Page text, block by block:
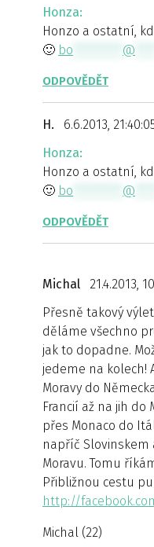
Honza:
Honzo a ostatní,
🙂 bo @
ODPOVĚDĚT
H.
6.6.2013,
Honza:
Honzo a ostatní,
🙂 bo @
ODPOVĚDĚT
Michal
21.4.2013,
Přesně takový
děláme všechno
jak to dopadne.
jedeme na kolech!
Moravy do
Francií až na jih
přes Monaco do
napříč Slovinskem
Moravu. Tomu
Přibližnou cestu
http://
Michal (22)